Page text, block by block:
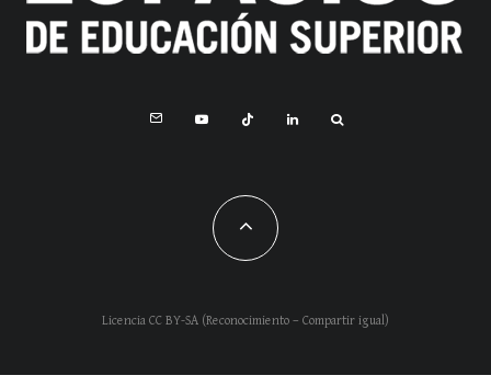
Licencia CC BY-SA (Reconocimiento – Compartir igual)